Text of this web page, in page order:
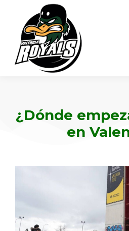
¿Dónde
en